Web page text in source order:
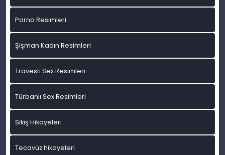
Porno Resimleri
Şişman Kadın Resimleri
Travesti Sex Resimleri
Türbanlı Sex Resimleri
Sikiş Hikayeleri
Tecavüz hikayeleri